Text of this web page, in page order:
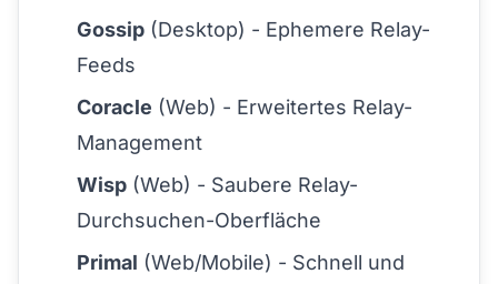
Gossip (Desktop) - Ephemere Relay-
Feeds
Coracle (Web) - Erweitertes Relay-
Management
Wisp (Web) - Saubere Relay-
Durchsuchen-Oberfläche
Primal (Web/Mobile) - Schnell und